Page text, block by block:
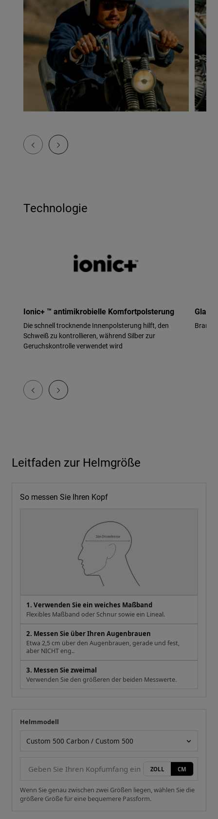
Technologie
Ionic+ ™ antimikrobielle Komfortpolsterung
Die schnell trocknende Innenpolsterung hilft, den
Schweiß zu kontrollieren, während Silber zur
Geruchskontrolle verwendet wird
Leitfaden zur Helmgröße
So messen Sie Ihren Kopf
1. Verwenden Sie ein weiches Maßband
Flexibles Maßband oder Schnur sowie ein Lineal.
2. Messen Sie über Ihren Augenbrauen
Etwa 2,5 cm über den Augenbrauen, gerade und fest,
aber NICHT eng..
3. Messen Sie zweimal
Verwenden Sie den größeren der beiden Messwerte.
Ihre Messung
Helmmodell
ZOLL CM
Wenn Sie genau zwischen zwei Größen liegen, wählen Sie die
größere Größe für eine bequemere Passform.